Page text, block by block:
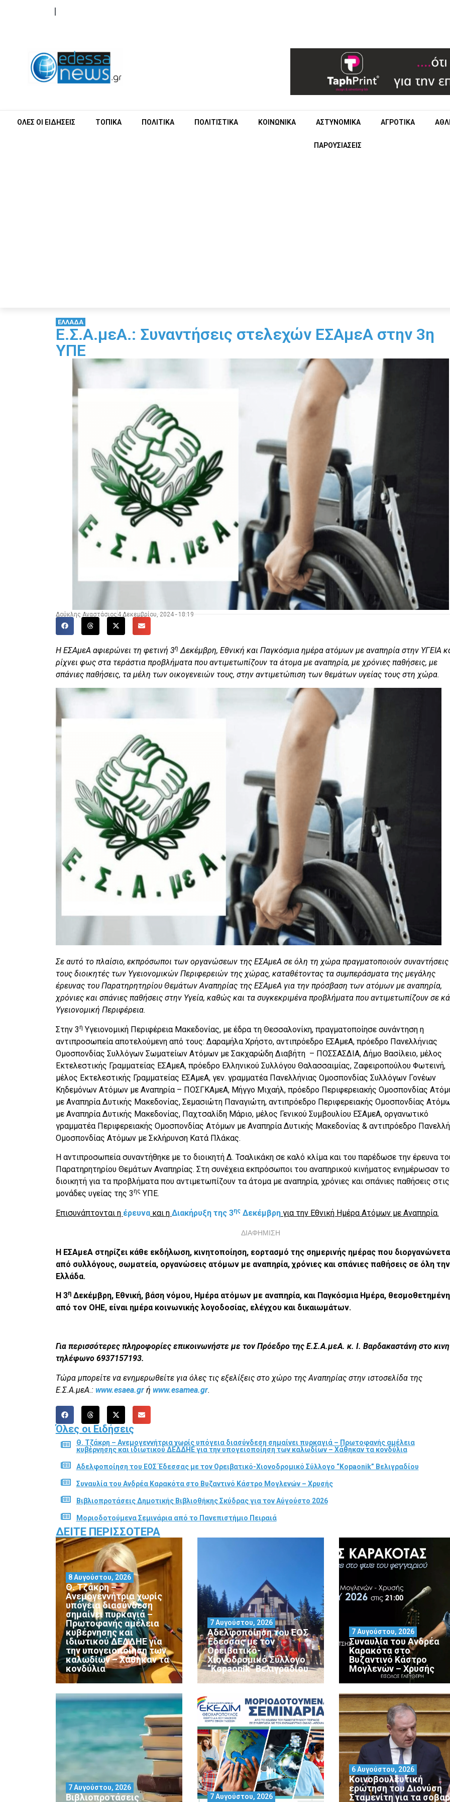
ΟΛΕΣ ΟΙ ΕΙΔΗΣΕΙΣ ΤΟΠΙΚΑ ΠΟΛΙΤΙΚΑ ΠΟΛΙΤΙΣΤΙΚΑ ΚΟΙΝΩΝΙΚΑ ΑΣΤΥΝΟΜΙΚΑ ΑΓΡΟΤΙΚΑ
ΠΑΡΟΥΣΙΑΣΕΙΣ
ΕΛΛΑΔΑ
Ε.Σ.Α.μεΑ.: Συναντήσεις στελεχών ΕΣΑμεΑ στην 3η
ΥΠΕ
Δούκλης Αναστάσιος 4 Δεκεμβρίου, 2024 - 18:19
Η ΕΣΑμεΑ αφιερώνει τη φετινή 3η Δεκέμβρη, Εθνική και Παγκόσμια ημέρα ατόμων με αναπηρία στην ΥΓΕΙΑ
ρίχνει φως στα τεράστια προβλήματα που αντιμετωπίζουν τα άτομα με αναπηρία, με χρόνιες παθήσεις, με
σπάνιες παθήσεις, τα μέλη των οικογενειών τους, στην αντιμετώπιση των θεμάτων υγείας τους στη χώρα.
Σε αυτό το πλαίσιο, εκπρόσωποι των οργανώσεων της ΕΣΑμεΑ σε όλη τη χώρα πραγματοποιούν συναντήσεις
τους διοικητές των Υγειονομικών Περιφερειών της χώρας, καταθέτοντας τα συμπεράσματα της μεγάλης
έρευνας του Παρατηρητηρίου Θεμάτων Αναπηρίας της ΕΣΑμεΑ για την πρόσβαση των ατόμων με αναπηρία,
χρόνιες και σπάνιες παθήσεις στην Υγεία, καθώς και τα συγκεκριμένα προβλήματα που αντιμετωπίζουν σε
Υγειονομική Περιφέρεια.
Στην 3η Υγειονομική Περιφέρεια Μακεδονίας, με έδρα τη Θεσσαλονίκη, πραγματοποίησε συνάντηση η
αντιπροσωπεία αποτελούμενη από τους: Δαραμήλα Χρήστο, αντιπρόεδρο ΕΣΑμεΑ, πρόεδρο Πανελλήνιας
Ομοσπονδίας Συλλόγων Σωματείων Ατόμων με Σακχαρώδη Διαβήτη – ΠΟΣΣΑΣΔΙΑ, Δήμο Βασίλειο, μέλος
Εκτελεστικής Γραμματείας ΕΣΑμεΑ, πρόεδρο Ελληνικού Συλλόγου Θαλασσαιμίας, Ζαφειροπούλου Φωτεινή,
μέλος Εκτελεστικής Γραμματείας ΕΣΑμεΑ, γεν. γραμματέα Πανελλήνιας Ομοσπονδίας Συλλόγων Γονέων
Κηδεμόνων Ατόμων με Αναπηρία – ΠΟΣΓΚΑμεΑ, Μήγγο Μιχαήλ, πρόεδρο Περιφερειακής Ομοσπονδίας
με Αναπηρία Δυτικής Μακεδονίας, Σεμασιώτη Παναγιώτη, αντιπρόεδρο Περιφερειακής Ομοσπονδίας
με Αναπηρία Δυτικής Μακεδονίας, Παχτσαλίδη Μάριο, μέλος Γενικού Συμβουλίου ΕΣΑμεΑ, οργανωτικό
γραμματέα Περιφερειακής Ομοσπονδίας Ατόμων με Αναπηρία Δυτικής Μακεδονίας & αντιπρόεδρο
Ομοσπονδίας Ατόμων με Σκλήρυνση Κατά Πλάκας.
Η αντιπροσωπεία συναντήθηκε με το διοικητή Δ. Τσαλικάκη σε καλό κλίμα και του παρέδωσε την έρευνα
Παρατηρητηρίου Θεμάτων Αναπηρίας. Στη συνέχεια εκπρόσωποι του αναπηρικού κινήματος ενημέρωσαν
διοικητή για τα προβλήματα που αντιμετωπίζουν τα άτομα με αναπηρία, χρόνιες και σπάνιες παθήσεις στις
μονάδες υγείας της 3ης ΥΠΕ.
Επισυνάπτονται η έρευνακαι η Διακήρυξη της 3ηςΔεκέμβρηγια την Εθνική Ημέρα Ατόμων με Αναπηρία.
ΔΙΑΦΗΜΙΣΗ
Η ΕΣΑμεΑ στηρίζει κάθε εκδήλωση, κινητοποίηση, εορτασμό της σημερινής ημέρας που
από συλλόγους, σωματεία, οργανώσεις ατόμων με αναπηρία, χρόνιες και σπάνιες παθήσεις σε όλη την
Ελλάδα.
Η 3ηΔεκέμβρη, Εθνική, βάση νόμου, Ημέρα ατόμων με αναπηρία, και Παγκόσμια Ημέρα, θεσμοθετημένη
από τον ΟΗΕ, είναι ημέρα κοινωνικής λογοδοσίας, ελέγχου και δικαιωμάτων.
Για περισσότερες πληροφορίες επικοινωνήστε με τον Πρόεδρο της Ε.Σ.Α.μεΑ. κ. Ι. Βαρδακαστάνη στο
τηλέφωνο 6937157193.
Τώρα μπορείτε να ενημερωθείτε για όλες τις εξελίξεις στο χώρο της Αναπηρίας στην ιστοσελίδα της
Ε.Σ.Α.μεΑ.: www.esaea.grή www.esamea.gr.
Όλες οι Ειδήσεις
Θ. Τζάκρη – Ανεμογεννήτρια χωρίς υπόγεια διασύνδεση σημαίνει πυρκαγιά – Πρωτοφανής αμέλεια
κυβέρνησης και ιδιωτικού ΔΕΔΔΗΕ για την υπογειοποίηση των καλωδίων – Χάθηκαν τα κονδύλια
Αδελφοποίηση του ΕΟΣ Έδεσσας με τον Ορειβατικό-Χιονοδρομικό Σύλλογο “Kopaonik” Βελιγραδίου
Συναυλία του Ανδρέα Καρακότα στο Βυζαντινό Κάστρο Μογλενών – Χρυσής
Βιβλιοπροτάσεις Δημοτικής Βιβλιοθήκης Σκύδρας για τον Αύγούστο 2026
Μοριοδοτούμενα Σεμινάρια από το Πανεπιστήμιο Πειραιά
ΔΕΊΤΕ ΠΕΡΙΣΣΌΤΕΡΑ
Θ. Τζάκρη –
Ανεμογεννήτρια χωρίς
υπόγεια διασύνδεση
σημαίνει πυρκαγιά –
Πρωτοφανής αμέλεια
κυβέρνησης και
ιδιωτικού ΔΕΔΔΗΕ για
την υπογειοποίηση των
καλωδίων – Χάθηκαν τα
κονδύλια
8 Αυγούστου, 2026
Αδελφοποίηση του ΕΟΣ
Έδεσσας με τον
Ορειβατικό-
Χιονοδρομικό Σύλλογο
“Kopaonik” Βελιγραδίου
7 Αυγούστου, 2026
Συναυλία του Ανδρέα
Καρακότα στο
Βυζαντινό Κάστρο
Μογλενών – Χρυσής
7 Αυγούστου, 2026
Βιβλιοπροτάσεις
7 Αυγούστου, 2026
7 Αυγούστου, 2026
Κοινοβουλευτική
ερώτηση του Διονύση
Σταμενίτη για τα
6 Αυγούστου, 2026